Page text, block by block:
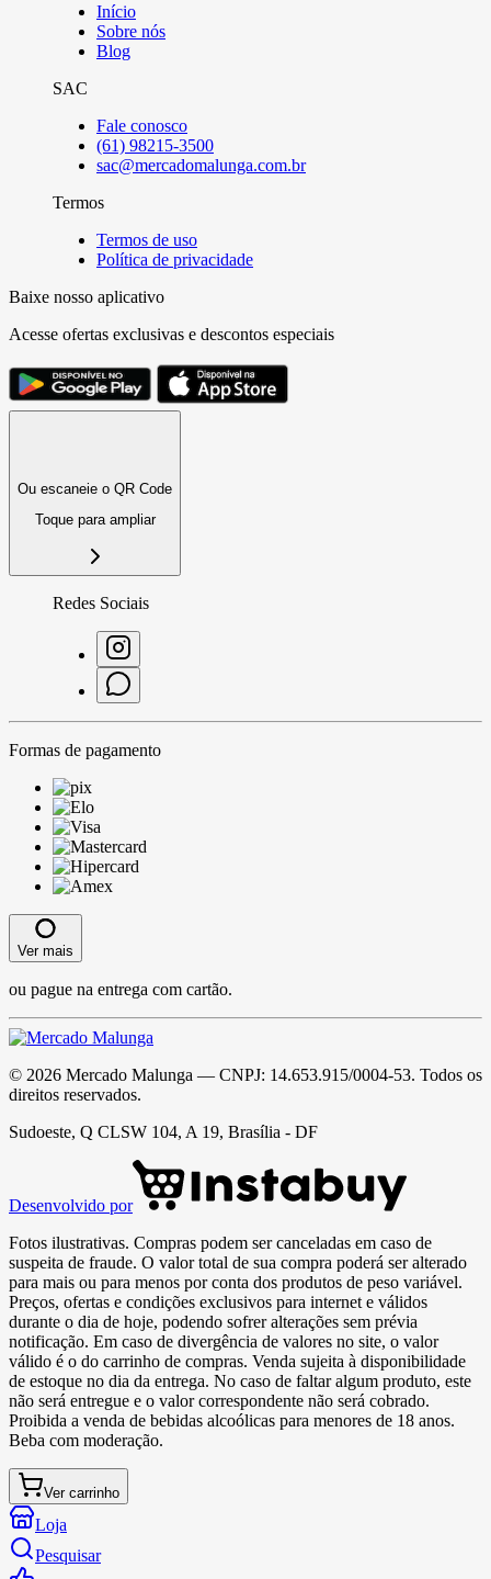
Início
Sobre nós
Blog
SAC
Fale conosco
(61) 98215-3500
sac@mercadomalunga.com.br
Termos
Termos de uso
Política de privacidade
Baixe nosso aplicativo
Acesse ofertas exclusivas e descontos especiais
Ou escaneie o QR Code
Toque para ampliar
Redes Sociais
Formas de pagamento
Ver mais
ou pague na entrega com cartão.
© 2026 Mercado Malunga — CNPJ: 14.653.915/0004-53. Todos os
direitos reservados.
Sudoeste, Q CLSW 104, A 19, Brasília - DF
Desenvolvido por
Fotos ilustrativas. Compras podem ser canceladas em caso de
suspeita de fraude. O valor total de sua compra poderá ser alterado
para mais ou para menos por conta dos produtos de peso variável.
Preços, ofertas e condições exclusivos para internet e válidos
durante o dia de hoje, podendo sofrer alterações sem prévia
notificação. Em caso de divergência de valores no site, o valor
válido é o do carrinho de compras. Venda sujeita à disponibilidade
de estoque no dia da entrega. No caso de faltar algum produto, este
não será entregue e o valor correspondente não será cobrado.
Proibida a venda de bebidas alcoólicas para menores de 18 anos.
Beba com moderação.
Ver carrinho
Loja
Pesquisar